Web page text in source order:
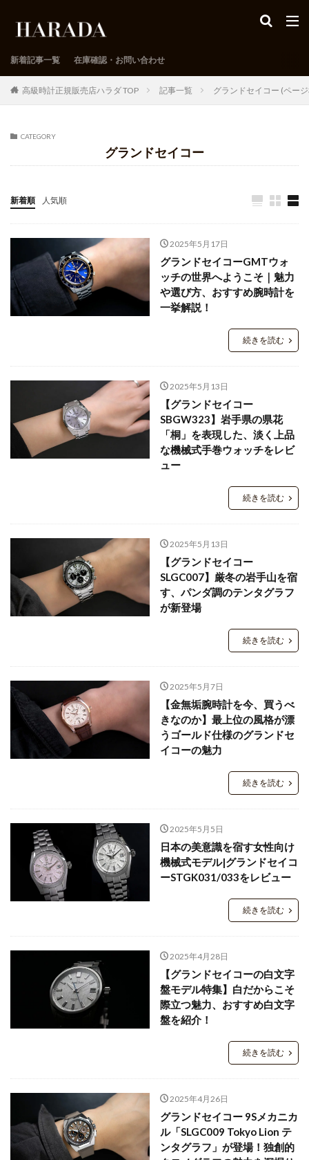
新着記事一覧 在庫確認・お問い合わせ
高級時計正規販売店ハラダ TOP 記事一覧 グランドセイコー (ペー
CATEGORY
グランドセイコー
新着順 人気順
2025年5月17日
グランドセイコーGMTウォ
ッチの世界へようこそ｜魅力
や選び方、おすすめ腕時計を
一挙解説！
続きを読む
2025年5月13日
【グランドセイコー
SBGW323】岩手県の県花
「桐」を表現した、淡く上品
な機械式手巻ウォッチをレビ
ュー
続きを読む
2025年5月13日
【グランドセイコー
SLGC007】厳冬の岩手山を宿
す、パンダ調のテンタグラフ
が新登場
続きを読む
2025年5月7日
【金無垢腕時計を今、買うべ
きなのか】最上位の風格が漂
うゴールド仕様のグランドセ
イコーの魅力
続きを読む
2025年5月5日
日本の美意識を宿す女性向け
機械式モデル|グランドセイコ
ーSTGK031/033をレビュー
続きを読む
2025年4月28日
【グランドセイコーの白文字
盤モデル特集】白だからこそ
際立つ魅力、おすすめ白文字
盤を紹介！
続きを読む
2025年4月26日
グランドセイコー 9Sメカニカ
ル「SLGC009 Tokyo Lion テ
ンタグラフ」が登場！独創的